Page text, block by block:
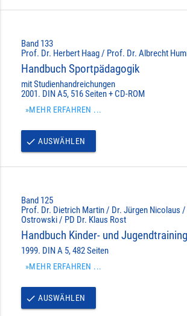
Band 133
Prof. Dr. Herbert Haag / Prof. Dr. Albrecht
Handbuch Sportpädagogik
mit Studienhandreichungen
2001. DIN A5, 516 Seiten + CD-ROM
»MEHR ERFAHREN ...
done AUSWÄHLEN
Band 125
Prof. Dr. Dietrich Martin / Dr. Jürgen Nicolaus
Ostrowski / PD Dr. Klaus Rost
Handbuch Kinder- und Jugendtraining
1999. DIN A 5, 482 Seiten
»MEHR ERFAHREN ...
done AUSWÄHLEN